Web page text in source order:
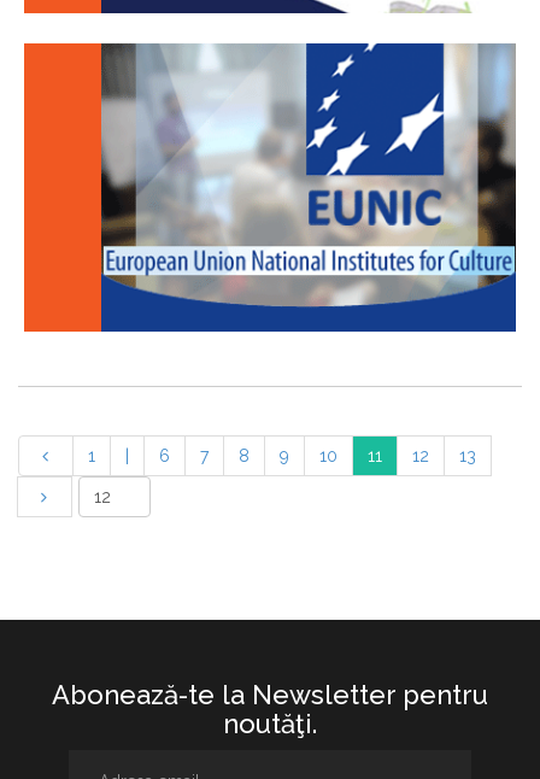
1 6 7 8 9 10 11 12 13
Abonează-te la Newsletter pentru
noutăţi.